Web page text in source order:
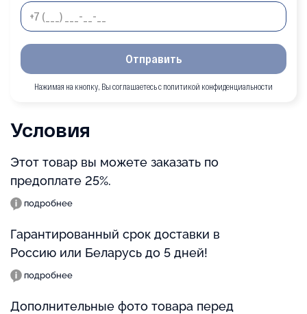
Отправить
Нажимая на кнопку, Вы соглашаетесь с политикой конфиденциальности
Условия
Этот товар вы можете заказать по
предоплате 25%.
подробнее
Гарантированный срок доставки в
Россию или Беларусь до 5 дней!
подробнее
Дополнительные фото товара перед